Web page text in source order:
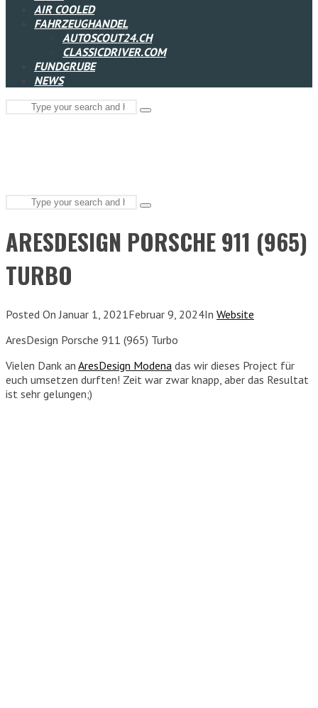
AIR COOLED
FAHRZEUGHANDEL
AUTOSCOUT24.CH
CLASSICDRIVER.COM
FUNDGRUBE
NEWS
Search
Type
Search
Type
hit
enter
ARESDESIGN PORSCHE 911 (965)
TURBO
Posted On Januar 1, 2021Februar 9, 2024In Website
AresDesign Porsche 911 (965) Turbo
Vielen Dank an AresDesign Modena das wir dieses Project für
euch umsetzen durften! Zeit war zwar knapp, aber das Resultat
ist sehr gelungen;)